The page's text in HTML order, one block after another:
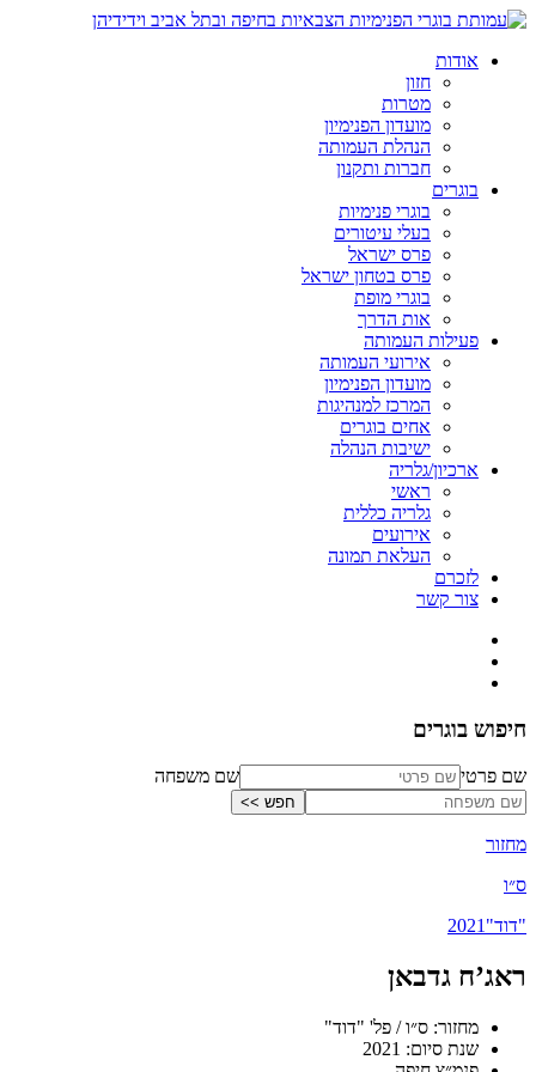
אודות
חזון
מטרות
מועדון הפנימיון
הנהלת העמותה
חברות ותקנון
בוגרים
בוגרי פנימיות
בעלי עיטורים
פרס ישראל
פרס בטחון ישראל
בוגרי מופת
אות הדרך
פעילות העמותה
אירועי העמותה
מועדון הפנימיון
המרכז למנהיגות
אחים בוגרים
ישיבות הנהלה
ארכיון/גלריה
ראשי
גלריה כללית
אירועים
העלאת תמונה
לזכרם
צור קשר
חיפוש בוגרים
שם פרטי שם משפחה
מחזור
ס״ו
"דוד"2021
ראג’ח גדבאן
מחזור: ס״ו / פל' "דוד"
שנת סיום: 2021